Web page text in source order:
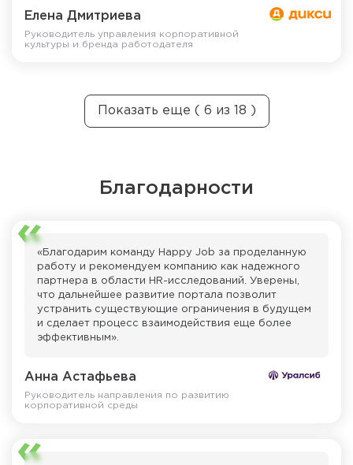
Елена Дмитриева
Руководитель управления корпоративной
культуры и бренда работодателя
Показать еще ( 6 из 18 )
Благодарности
«Благодарим команду Happy Job за проделанную
работу и рекомендуем компанию как надежного
партнера в области HR-исследований. Уверены,
что дальнейшее развитие портала позволит
устранить существующие ограничения в будущем
и сделает процесс взаимодействия еще более
эффективным».
Анна Астафьева
Руководитель направления по развитию
корпоративной среды